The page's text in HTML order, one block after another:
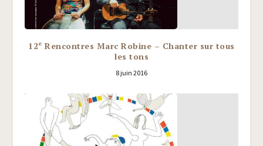
12e Rencontres Marc Robine – Chanter sur tous
les tons
8 juin 2016